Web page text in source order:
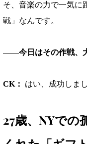
そ、音楽の力で一気に
戦」なんです。
――今日はその作戦、
CK： はい、成功しま
27歳、NYでの